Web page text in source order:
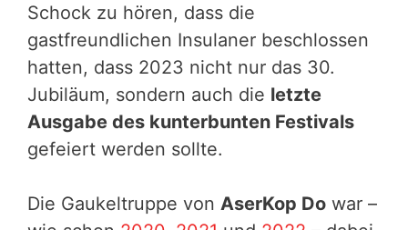
Schock zu hören, dass die
gastfreundlichen Insulaner beschlossen
hatten, dass 2023 nicht nur das 30.
Jubiläum, sondern auch die letzte
Ausgabe des kunterbunten Festivals
gefeiert werden sollte.
Die Gaukeltruppe von AserKop Do war –